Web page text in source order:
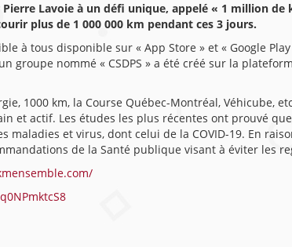
Lavoie à un défi unique, appelé « 1 million
plus de 1 000 000 km pendant ces 3 jours.
à tous disponible sur « App Store » et « Google
groupe nommé « CSDPS » a été créé sur la
1000 km, la Course Québec-Montréal, Véhicube,
et actif. Les études les plus récentes ont prouvé
maladies et virus, dont celui de la COVID-19. En
de la Santé publique visant à éviter les